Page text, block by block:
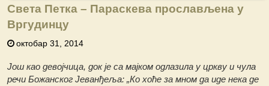
Света Петка – Параскева прослављена у
Вргудинцу
октобар 31, 2014
Још као девојчица, док је са мајком одлазила у цркву и чула
речи Божанског Јеванђеља: „Ко хоће за мном да иде нека де